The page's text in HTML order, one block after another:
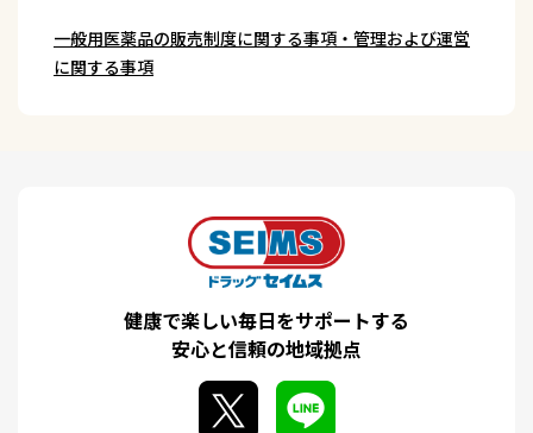
一般用医薬品の販売制度に関する事項・管理および運営
に関する事項
健康で楽しい毎日をサポートする
安心と信頼の地域拠点